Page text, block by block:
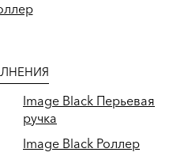
Image Black Перьевая
ручка
Image Black Роллер